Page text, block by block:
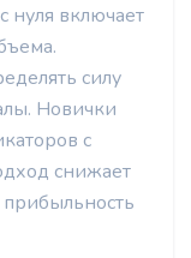
нуля включает
силу
Новички
с
снижает